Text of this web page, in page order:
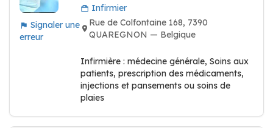
Signaler une
erreur
Infirmier
Rue de Colfontaine 168, 7390
QUAREGNON — Belgique
Infirmière : médecine générale, Soins aux
patients, prescription des médicaments,
injections et pansements ou soins de
plaies